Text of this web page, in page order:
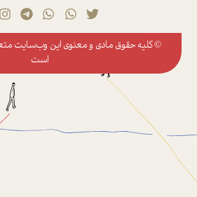
© کلیه حقوق مادی و معنوی این وب‌سایت
است